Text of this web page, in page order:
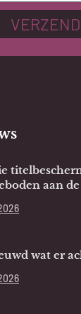
aan
wat er